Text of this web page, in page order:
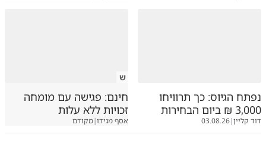
נפתח הגיוס: כך תרוויחו
3,000 ₪ ביום הבחירות
דוד קליין|
03.08.26
ש
חינם: פגישה עם מומחה
זכויות ללא עלות
אסף מגידו|מקודם